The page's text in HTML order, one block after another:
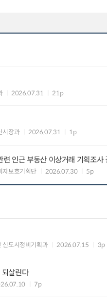
2026.07.31 21p
시장과 2026.07.31 1p
인근 부동산 이상거래 기획조
자보호기획단 2026.07.30 5p
신도시정비기획과 2026.07.15 3p
되살린다
7p